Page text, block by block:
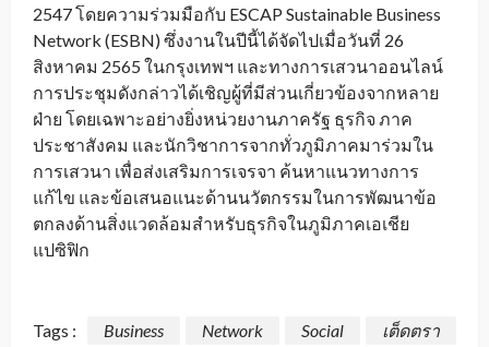
2547 โดยความร่วมมือกับ ESCAP Sustainable Business
Network (ESBN) ซึ่งงานในปีนี้ได้จัดไปเมื่อวันที่ 26
สิงหาคม 2565 ในกรุงเทพฯ และทางการเสวนาออนไลน์
การประชุมดังกล่าวได้เชิญผู้ที่มีส่วนเกี่ยวข้องจากหลาย
ฝ่าย โดยเฉพาะอย่างยิ่งหน่วยงานภาครัฐ ธุรกิจ ภาค
ประชาสังคม และนักวิชาการจากทั่วภูมิภาคมาร่วมใน
การเสวนา เพื่อส่งเสริมการเจรจา ค้นหาแนวทางการ
แก้ไข และข้อเสนอแนะด้านนวัตกรรมในการพัฒนาข้อ
ตกลงด้านสิ่งแวดล้อมสำหรับธุรกิจในภูมิภาคเอเชีย
แปซิฟิก
Tags : Business Network Social เต็ดตรา